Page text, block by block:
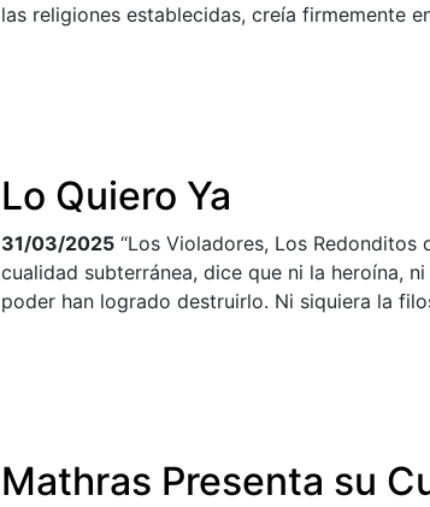
las religiones establecidas, creía firmemente
Lo Quiero Ya
31/03/2025 “Los Violadores, Los Redonditos
cualidad subterránea, dice que ni la heroína,
poder han logrado destruirlo. Ni siquiera la
Mathras Presenta su